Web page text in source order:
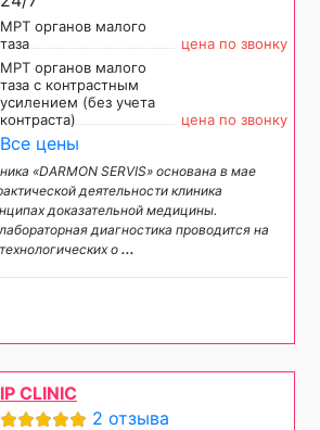
МРТ органов малого
таза
цена по звонку
МРТ органов малого
таза с контрастным
усилением (без учета
контраста)
цена по звонку
Все цены
«DARMON SERVIS» основана в мае
деятельности клиника
доказательной медицины.
диагностика проводится на
о ...
IP CLINIC
2 отзыва